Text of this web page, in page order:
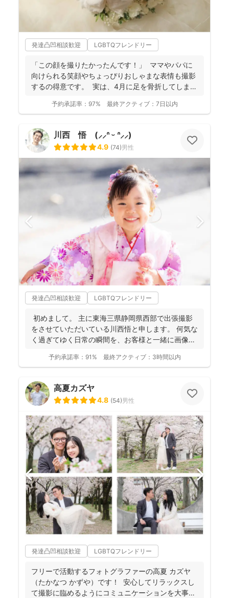
発達凸凹相談歓迎 LGBTQフレンドリー
「この顔を撮りたかったんです！」 ママやパパに
向けられる笑顔やちょっぴりおしゃまな表情も撮影
するの得意です。 実は、4月に足を骨折してしま
予約承諾率： 97% 最終アクティブ： 7日以内
川西 悟 (⸝⸝ᐢ ᵕ ᐢ⸝⸝)
4.9 (74)男性
発達凸凹相談歓迎 LGBTQフレンドリー
初めまして。 主に東海三県静岡県西部で出張撮影
をさせていただいている川西悟と申します。 何気な
く過ぎてゆく日常の瞬間を、お客様と一緒に画像と
予約承諾率： 91% 最終アクティブ： 3時間以内
高夏カズヤ
4.8 (54)男性
発達凸凹相談歓迎 LGBTQフレンドリー
フリーで活動するフォトグラファーの高夏 カズヤ
（たかなつ かずや）です！ 安心してリラックスし
て撮影に臨めるようにコミュニケーションを大事に